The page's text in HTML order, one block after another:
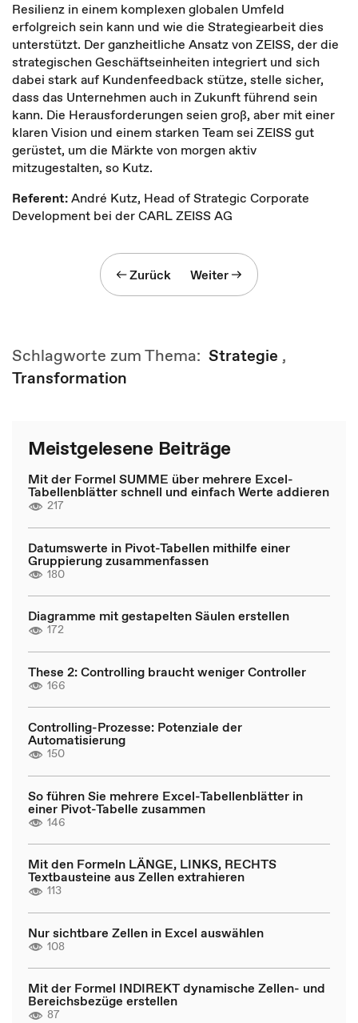
Resilienz in einem komplexen globalen Umfeld
erfolgreich sein kann und wie die Strategiearbeit dies
unterstützt. Der ganzheitliche Ansatz von ZEISS, der die
strategischen Geschäftseinheiten integriert und sich
dabei stark auf Kundenfeedback stütze, stelle sicher,
dass das Unternehmen auch in Zukunft führend sein
kann. Die Herausforderungen seien groß, aber mit einer
klaren Vision und einem starken Team sei ZEISS gut
gerüstet, um die Märkte von morgen aktiv
mitzugestalten, so Kutz.
Referent:André Kutz, Head of Strategic Corporate
Development bei der CARL ZEISS AG
Zurück Weiter
Schlagworte zum Thema: Strategie ,
Transformation
Meistgelesene Beiträge
Mit der Formel SUMME über mehrere Excel-
Tabellenblätter schnell und einfach Werte addieren
217
Datumswerte in Pivot-Tabellen mithilfe einer
Gruppierung zusammenfassen
180
Diagramme mit gestapelten Säulen erstellen
172
These 2: Controlling braucht weniger Controller
166
Controlling-Prozesse: Potenziale der
Automatisierung
150
So führen Sie mehrere Excel-Tabellenblätter in
einer Pivot-Tabelle zusammen
146
Mit den Formeln LÄNGE, LINKS, RECHTS
Textbausteine aus Zellen extrahieren
113
Nur sichtbare Zellen in Excel auswählen
108
Mit der Formel INDIREKT dynamische Zellen- und
Bereichsbezüge erstellen
87